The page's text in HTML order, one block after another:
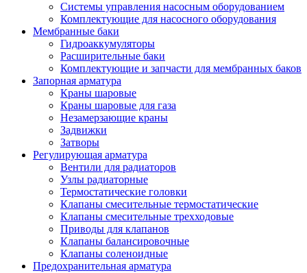
Системы управления насосным оборудованием
Комплектующие для насосного оборудования
Мембранные баки
Гидроаккумуляторы
Расширительные баки
Комплектующие и запчасти для мембранных баков
Запорная арматура
Краны шаровые
Краны шаровые для газа
Незамерзающие краны
Задвижки
Затворы
Регулирующая арматура
Вентили для радиаторов
Узлы радиаторные
Термостатические головки
Клапаны смесительные термостатические
Клапаны смесительные трехходовые
Приводы для клапанов
Клапаны балансировочные
Клапаны соленоидные
Предохранительная арматура